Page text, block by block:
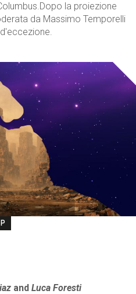
la proiezione
da Massimo Temporelli
andLuca Foresti